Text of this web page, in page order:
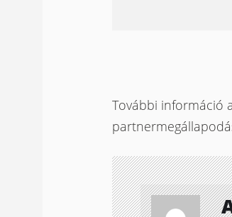
További információ